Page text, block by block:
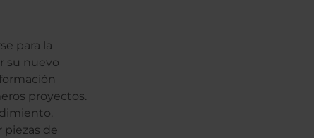
para la
su nuevo
proyectos.
de